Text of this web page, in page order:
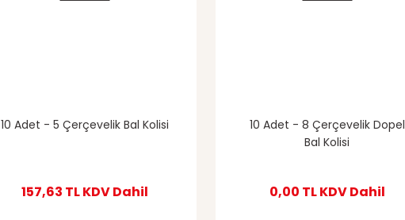
10 Adet - 5 Çerçevelik Bal Kolisi
157,63 TLKDV Dahil
10 Adet - 8 Çerçevelik Dopel
Bal Kolisi
0,00 TLKDV Dahil